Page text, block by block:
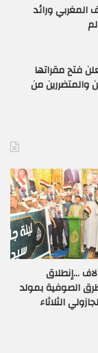
المغربي ورائد
فتح مقراتها
والمتضررين من
…إنطلاق
الصوفية بمولد
الثلاثاء